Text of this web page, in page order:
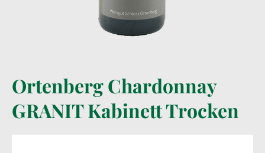
Ortenberg Chardonnay
GRANIT Kabinett Trocken